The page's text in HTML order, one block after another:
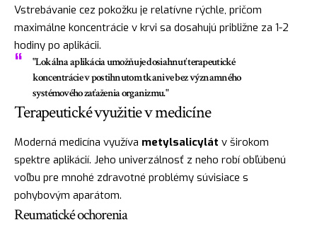
Vstrebávanie cez pokožku je relatívne rýchle, pričom
maximálne koncentrácie v krvi sa dosahujú približne za 1-2
hodiny po aplikácii.
"Lokálna aplikácia umožňuje dosiahnuť terapeutické
koncentrácie v postihnutom tkanive bez významného
systémového zaťaženia organizmu."
Terapeutické využitie v medicíne
Moderná medicína využíva metylsalicylát v širokom
spektre aplikácií. Jeho univerzálnosť z neho robí obľúbenú
voľbu pre mnohé zdravotné problémy súvisiace s
pohybovým aparátom.
Reumatické ochorenia